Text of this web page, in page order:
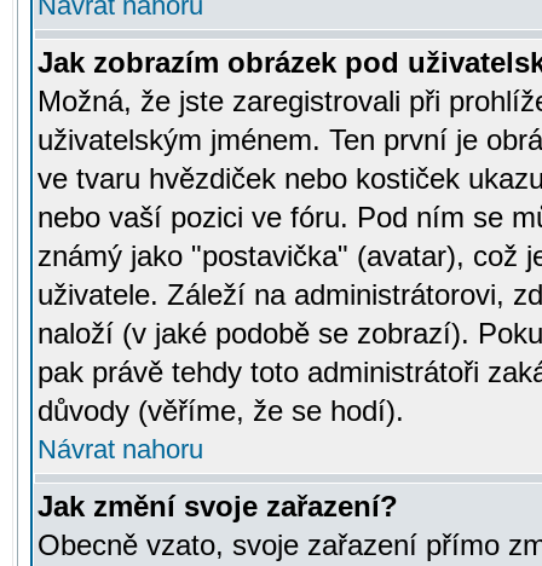
Jak zobrazím obrázek pod
Možná, že jste zaregistrovali při
uživatelským jménem. Ten první je
ve tvaru hvězdiček nebo kostiček
nebo vaší pozici ve fóru. Pod ním se
známý jako "postavička" (avatar), což
uživatele. Záleží na administrátorovi,
naloží (v jaké podobě se zobrazí).
pak právě tehdy toto administrátoři
důvody (věříme, že se hodí).
Návrat nahoru
Jak změní svoje zařazení?
Obecně vzato, svoje zařazení přímo